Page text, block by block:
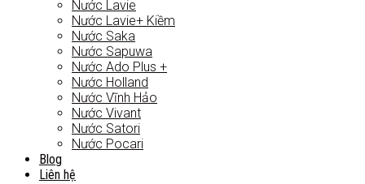
Nước Lavie
Nước Lavie+ Kiềm
Nước Saka
Nước Sapuwa
Nước Ado Plus +
Nước Holland
Nước Vĩnh Hảo
Nước Vivant
Nước Satori
Nước Pocari
Blog
Liên hệ